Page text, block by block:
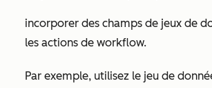
incorporer des champs de jeux de
les actions de workflow.
Par exemple, utilisez le jeu de